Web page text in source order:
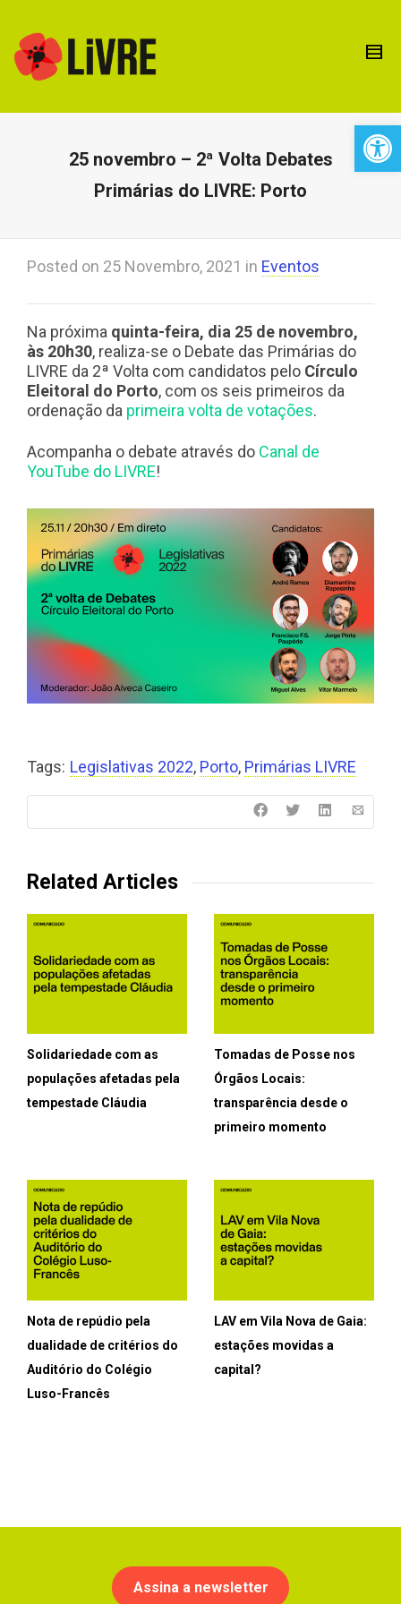
25 novembro – 2ª Volta Debates
Primárias do LIVRE: Porto
Posted on 25 Novembro, 2021 in Eventos
Na próxima quinta-feira, dia 25 de novembro,
às 20h30, realiza-se o Debate das Primárias do
LIVRE da 2ª Volta com candidatos pelo Círculo
Eleitoral do Porto, com os seis primeiros da
ordenação da primeira volta de votações.
Acompanha o debate através do Canal de
YouTube do LIVRE!
Tags: Legislativas 2022, Porto, Primárias LIVRE
Related Articles
Solidariedade com as
populações afetadas pela
tempestade Cláudia
Tomadas de Posse nos
Órgãos Locais:
transparência desde o
primeiro momento
Nota de repúdio pela
dualidade de critérios do
Auditório do Colégio
Luso-Francês
LAV em Vila Nova de Gaia:
estações movidas a
capital?
Assina a newsletter